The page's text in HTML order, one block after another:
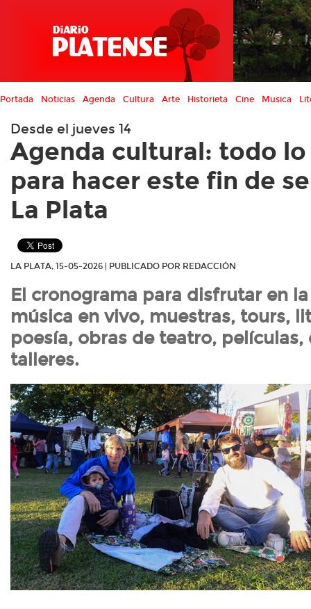
Portada Noticias Agenda Cultura Arte Historieta Cine Musica
Desde el jueves 14
Agenda cultural: todo lo
para hacer este fin de
La Plata
LA PLATA, 15-05-2026 | PUBLICADO POR REDACCIÓN
El cronograma para disfrutar en
música en vivo, muestras, tours,
poesía, obras de teatro, películas,
talleres.